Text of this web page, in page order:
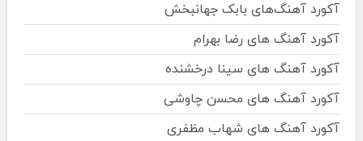
آکورد آهنگ‌های بابک جهانبخش
آکورد آهنگ های رضا بهرام
آکورد آهنگ های سینا درخشنده
آکورد آهنگ های محسن چاوشی
آکورد آهنگ های شهاب مظفری